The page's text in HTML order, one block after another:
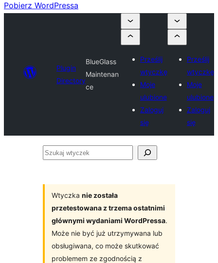
Pobierz WordPressa
Plugin
Directory
BlueGlass
Maintenan
ce
Prześlij
wtyczkę
Moje
ulubione
Zaloguj
się
Prześlij
wtyczkę
Moje
ulubione
Zaloguj
się
Szukaj
Wtyczka nie została
przetestowana z trzema ostatnimi
głównymi wydaniami WordPressa.
Może nie być już utrzymywana lub
obsługiwana, co może skutkować
problemem ze zgodnością z